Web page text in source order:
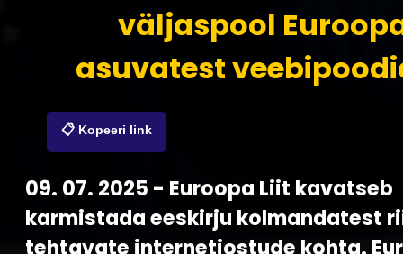
väljaspool
asuvatest
📋 Kopeeri link
09. 07. 2025 - Euroopa Liit kavatseb
karmistada eeskirju kolmandatest
tehtavate internetiostude kohta.